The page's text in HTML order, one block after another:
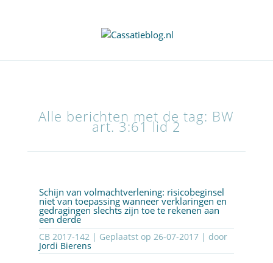
Alle berichten met de tag: BW
art. 3:61 lid 2
Schijn van volmachtverlening: risicobeginsel
niet van toepassing wanneer verklaringen en
gedragingen slechts zijn toe te rekenen aan
een derde
CB 2017-142 | Geplaatst op 26-07-2017| door
Jordi Bierens